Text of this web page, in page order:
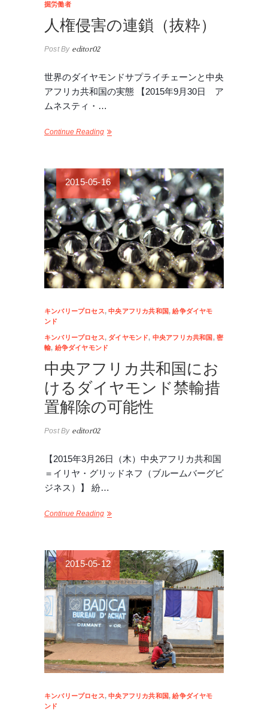
掘労働者
人権侵害の連鎖（抜粋）
Post Byeditor02
世界のダイヤモンドサプライチェーンと中央
アフリカ共和国の実態 【2015年9月30日 ア
ムネスティ・…
Continue Reading
2015-05-16
キンバリープロセス,中央アフリカ共和国,紛争ダイヤモ
ンド
キンバリープロセス, ダイヤモンド, 中央アフリカ共和国 ,密
輸, 紛争ダイヤモンド
中央アフリカ共和国にお
けるダイヤモンド禁輸措
置解除の可能性
Post Byeditor02
【2015年3月26日（木）中央アフリカ共和国
＝イリヤ・グリッドネフ（ブルームバーグビ
ジネス）】 紛…
Continue Reading
2015-05-12
キンバリープロセス,中央アフリカ共和国,紛争ダイヤモ
ンド